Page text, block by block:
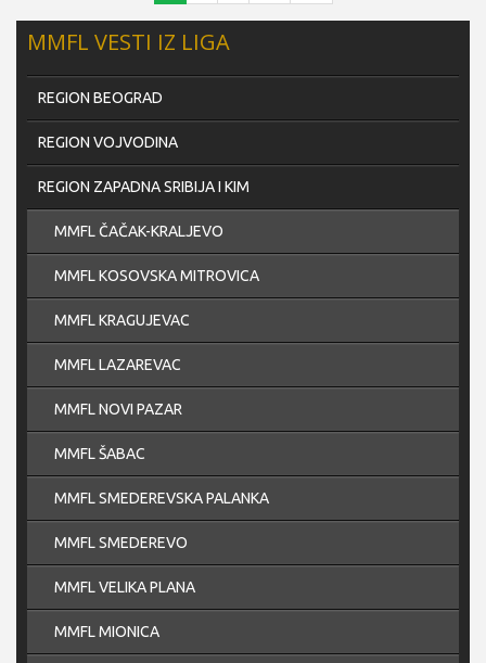
MMFL VESTI IZ LIGA
REGION BEOGRAD
REGION VOJVODINA
REGION ZAPADNA SRIBIJA I KIM
MMFL ČAČAK-KRALJEVO
MMFL KOSOVSKA MITROVICA
MMFL KRAGUJEVAC
MMFL LAZAREVAC
MMFL NOVI PAZAR
MMFL ŠABAC
MMFL SMEDEREVSKA PALANKA
MMFL SMEDEREVO
MMFL VELIKA PLANA
MMFL MIONICA